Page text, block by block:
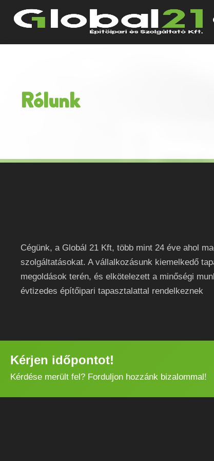
Rólunk
Cégünk, a Globál 21 Kft, több mint 24 éve ahol
szolgáltatásokat. A vállalkozásunk kiemelkedő
megoldások terén, és elkötelezett a minőségi
évtizedes építőipari tapasztalattal rendelkeznek
Kérjen időpontot!
Kérdése merült fel? Forduljon hozzánk bizalommal!